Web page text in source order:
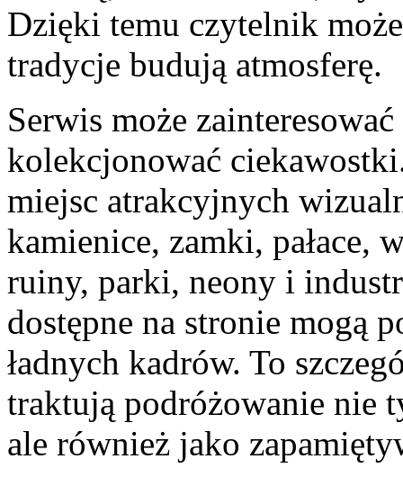
Dzięki temu czytelnik
tradycje budują atmosferę.
Serwis może
kolekcjonować
miejsc atrakcyjnych
kamienice, zamki, pałace,
ruiny, parki, neony i
dostępne na stronie mogą
ładnych kadrów. To
traktują podróżowanie nie
ale również jako